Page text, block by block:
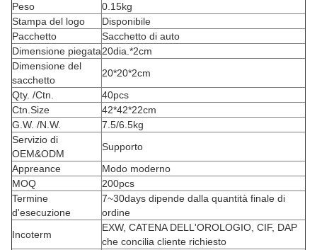
Peso
0.15kg
Stampa del logo
Disponibile
Pacchetto
Sacchetto di auto
Dimensione piegata20dia.*2cm
Dimensione del
sacchetto
20*20*2cm
Qty. /Ctn.
40pcs
Ctn.Size
42*42*22cm
G.W. /N.W.
7.5/6.5kg
Servizio di
OEM&ODM
Supporto
Appreance
Modo moderno
MOQ
200pcs
Termine
d'esecuzione
7~30days dipende dalla quantità finale di
ordine
Incoterm
EXW, CATENA DELL'OROLOGIO, CIF, DAP
che concilia cliente richiesto